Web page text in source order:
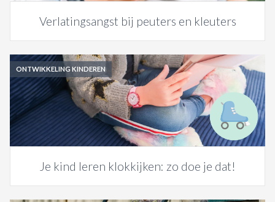
Verlatingsangst bij peuters en kleuters
ONTWIKKELING KINDEREN
Je kind leren klokkijken: zo doe je dat!